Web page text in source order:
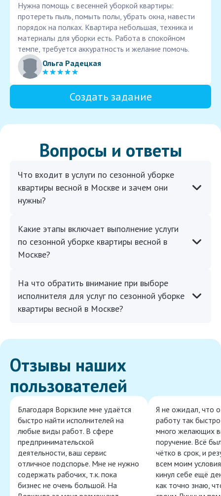
Нужна помощь с весенней уборкой квартиры:
протереть пыль, помыть полы, убрать окна, навести
порядок на полках. Квартира небольшая, техника и
материалы для уборки есть. Работа в спокойном
темпе, требуется аккуратность и желание помочь.
Ольга Радецкая
Создать задание
Вопросы и ответы
Что входит в услуги по сезонной уборке
квартиры весной в Москве и зачем они
нужны?
Какие этапы включает выполнение услуги
по сезонной уборке квартиры весной в
Москве?
На что обратить внимание при выборе
исполнителя для услуг по сезонной уборке
квартиры весной в Москве?
Отзывы наших
пользователей
Благодаря Воркзиле мне удаётся
быстро найти исполнителей на
любые виды работ. В сфере
предпринимательской
деятельности, ваш сервис
отличное подспорье. Мне не нужно
содержать рабочих, т.к. пока
бизнес не очень большой. На
Я не ожидал, что
работу так
много желающих
поручение. Всё
чётко в срок, и
всем моим
кинул себе ещё
как точно знаю,